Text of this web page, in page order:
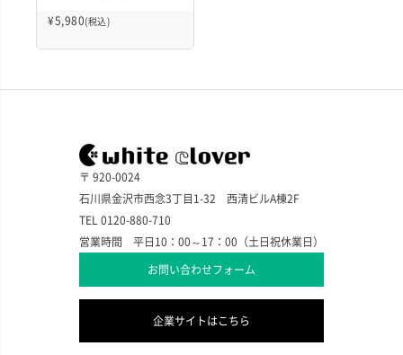
¥ 5,980 (税込)
〒 920-0024
石川県金沢市西念3丁目1-32 西清ビルA棟2F
TEL 0120-880-710
営業時間 平日10：00～17：00（土日祝休業日）
お問い合わせフォーム
企業サイトはこちら